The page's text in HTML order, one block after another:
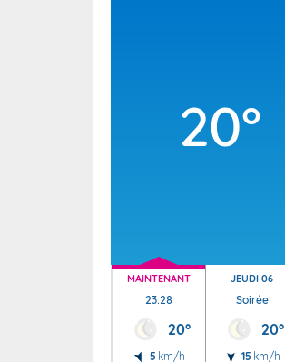
20°
MAINTENANT
23:28
20°
5 km/h
JEUDI 06
Soirée
20°
15 km/h